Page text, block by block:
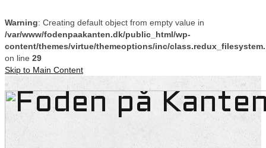
Warning: Creating default object from empty value in
/var/www/fodenpaakanten.dk/public_html/wp-
content/themes/virtue/themeoptions/inc/
on line 29
Skip to Main Content